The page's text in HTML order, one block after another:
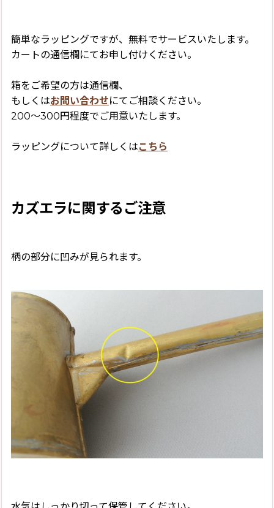
簡単なラッピングですが、無料でサービスいたします。
カートの通信欄にてお申し付けください。
箱をご希望の方は通信欄、
もしくはお問い合わせにてご相談ください。
200〜300円程度でご用意いたします。
ラッピングについて詳しくはこちら
カズエラに関するご注意
柄の部分に凹みが見られます。